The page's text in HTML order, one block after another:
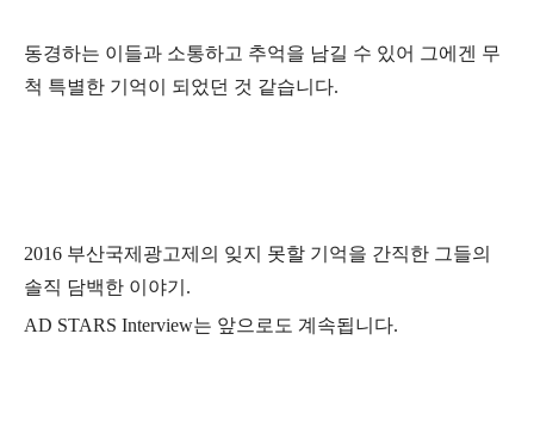
동경하는 이들과 소통하고 추억을 남길 수 있어 그에겐 무
척 특별한 기억이 되었던 것 같습니다.
2016 부산국제광고제의 잊지 못할 기억을 간직한 그들의
솔직 담백한 이야기 .
AD STARS Interview는 앞으로도 계속됩니다.